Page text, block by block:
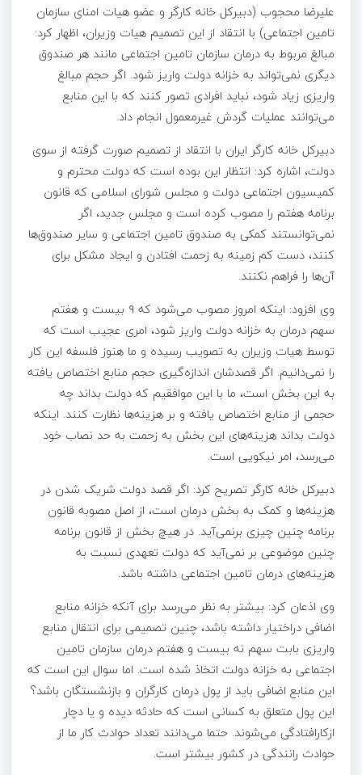
علیرضا محجوب (دبیرکل خانه کارگر و عضو هیات امنای سازمان
تامین اجتماعی) با انتقاد از این تصمیم هیات وزیران، اظهار کرد:
مبالغ مربوط به درمان سازمان تامین اجتماعی مانند هر صندوق
دیگری نمی‌تواند به خزانه دولت واریز شود. اگر حجم مبالغ
واریزی زیاد شود، نباید افرادی تصور کنند که با این منابع
می‌توانند عملیات گردش غیرمعمول انجام داد.
دبیرکل خانه کارگر ایران با انتقاد از تصمیم صورت گرفته از سوی
دولت، اشاره کرد: انتظار این بوده است که دولت محترم و
کمیسیون اجتماعی دولت و مجلس شورای اسلامی که قانون
برنامه هفتم را مصوب کرده است و مجلس جدید، اگر
نمی‌توانستند کمکی به صندوق تامین اجتماعی و سایر صندوق‌ها
کنند، دست کم زمینه به زحمت افتادن و ایجاد مشکل برای
آن‌ها را فراهم نکنند.
وی افزود: اینکه امروز مصوب می‌شود که ۹ بیست و هفتم
سهم درمان به خزانه دولت واریز شود، امری عجیب است که
توسط هیات وزیران به تصویب رسیده و ما هنوز فلسفه این کار
را نمی‌دانیم. اگر قصدشان اندازه‌گیری حجم منابع اختصاص یافته
به این بخش است، ما با این موافقیم که دولت بداند چه
حجمی از منابع اختصاص یافته و بر هزینه‌ها نظارت کنند. اینکه
دولت بداند هزینه‌های این بخش به زحمت به حد نصاب خود
می‌رسد، امر نیکویی است.
دبیرکل خانه کارگر تصریح کرد: اگر قصد دولت شریک شدن در
هزینه‌ها و کمک به بخش درمان است، از اصل مصوبه قانون
برنامه چنین چیزی برنمی‌آید. در هیچ بخش از قانون برنامه
چنین موضوعی بر نمی‌آید که دولت تعهدی نسبت به
هزینه‌های درمان تامین اجتماعی داشته باشد.
وی اذعان کرد: بیشتر به نظر می‌رسد برای آنکه خزانه منابع
اضافی دراختیار داشته باشد، چنین تصمیمی برای انتقال منابع
واریزی بابت سهم نه بیست و هفتم درمان سازمان تامین
اجتماعی به خزانه دولت اتخاذ شده است. اما سوال این است که
این منابع اضافی باید از پول درمان کارگران و بازنشستگان باشد؟
این پول متعلق به کسانی است که حادثه دیده و یا دچار
ازکارافتادگی می‌شوند. حتما می‌دانند تعداد حوادث کار ما از
حوادث رانندگی در کشور بیشتر است.